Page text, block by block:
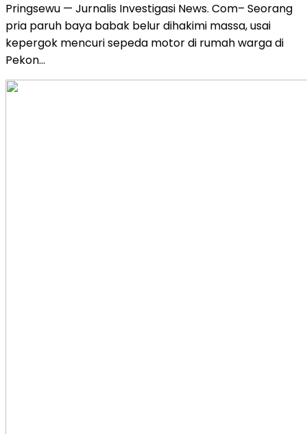
Pringsewu — Jurnalis Investigasi News. Com– Seorang
pria paruh baya babak belur dihakimi massa, usai
kepergok mencuri sepeda motor di rumah warga di
Pekon…